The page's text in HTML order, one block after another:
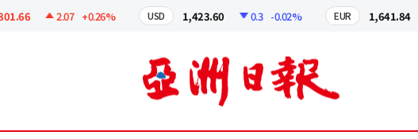
2.07 +0.26% USD 1,423.60 0.3 -0.02% EUR 1,641.84